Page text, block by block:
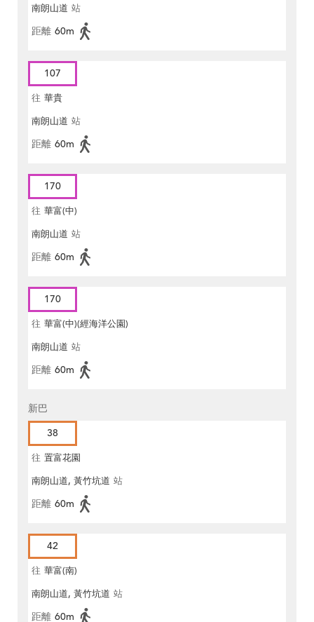
南朗山道 站
距離 60m
107
往 華貴
南朗山道 站
距離 60m
170
往 華富(中)
南朗山道 站
距離 60m
170
往 華富(中)(經海洋公園)
南朗山道 站
距離 60m
新巴
38
往 置富花園
南朗山道, 黃竹坑道 站
距離 60m
42
往 華富(南)
南朗山道, 黃竹坑道 站
距離 60m